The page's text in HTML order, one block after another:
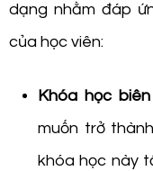
dạng nhằm đáp
của học viên:
Khóa học
muốn trở
khóa học này